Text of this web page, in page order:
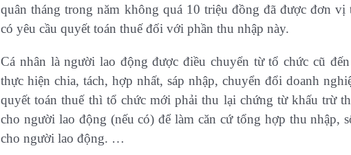
quân tháng trong năm không quá 10 triệu đồng đã được đơn
có yêu cầu quyết toán thuế đối với phần thu nhập này.
Cá nhân là người lao động được điều chuyển từ tổ chức cũ
thực hiện chia, tách, hợp nhất, sáp nhập, chuyển đổi doanh
quyết toán thuế thì tổ chức mới phải thu lại chứng từ khấu trừ
cho người lao động (nếu có) để làm căn cứ tổng hợp thu nhập,
cho người lao động. …